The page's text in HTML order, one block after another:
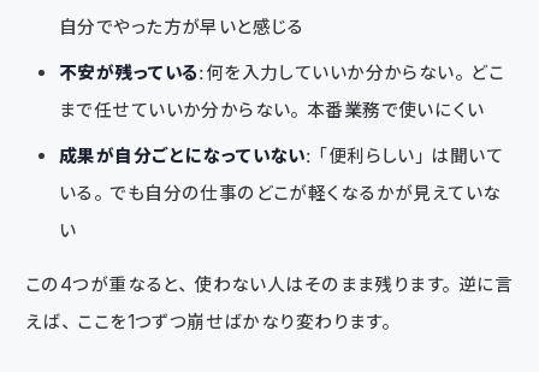
自分でやった方が早いと感じる
不安が残っている：何を入力していいか分からない。どこ
まで任せていいか分からない。本番業務で使いにくい
成果が自分ごとになっていない：「便利らしい」は聞いて
いる。でも自分の仕事のどこが軽くなるかが見えていな
い
この4つが重なると、使わない人はそのまま残ります。逆に言
えば、ここを1つずつ崩せばかなり変わります。